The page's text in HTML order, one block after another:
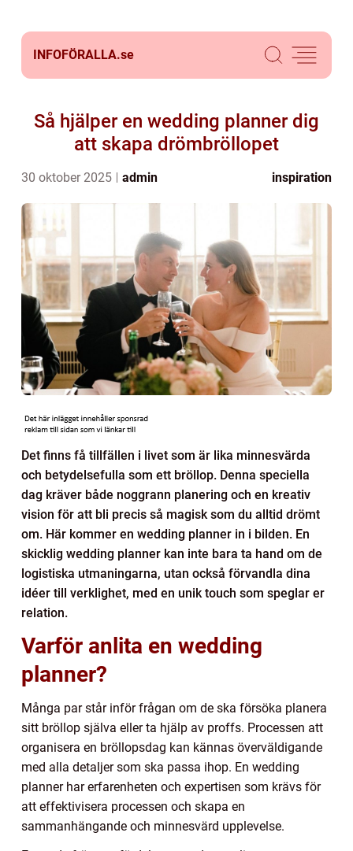
INFOFÖRALLA.se
Så hjälper en wedding planner dig
att skapa drömbröllopet
30 oktober 2025 admin inspiration
Det finns få tillfällen i livet som är lika minnesvärda
och betydelsefulla som ett bröllop. Denna speciella
dag kräver både noggrann planering och en kreativ
vision för att bli precis så magisk som du alltid drömt
om. Här kommer en wedding planner in i bilden. En
skicklig wedding planner kan inte bara ta hand om de
logistiska utmaningarna, utan också förvandla dina
idéer till verklighet, med en unik touch som speglar er
relation.
Varför anlita en wedding
planner?
Många par står inför frågan om de ska försöka planera
sitt bröllop själva eller ta hjälp av proffs. Processen att
organisera en bröllopsdag kan kännas överväldigande
med alla detaljer som ska passa ihop. En wedding
planner har erfarenheten och expertisen som krävs för
att effektivisera processen och skapa en
sammanhängande och minnesvärd upplevelse.